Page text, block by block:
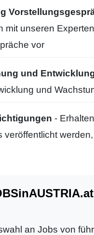
mit unseren
vor
und
und
-
veröffentlicht
an Jobs von